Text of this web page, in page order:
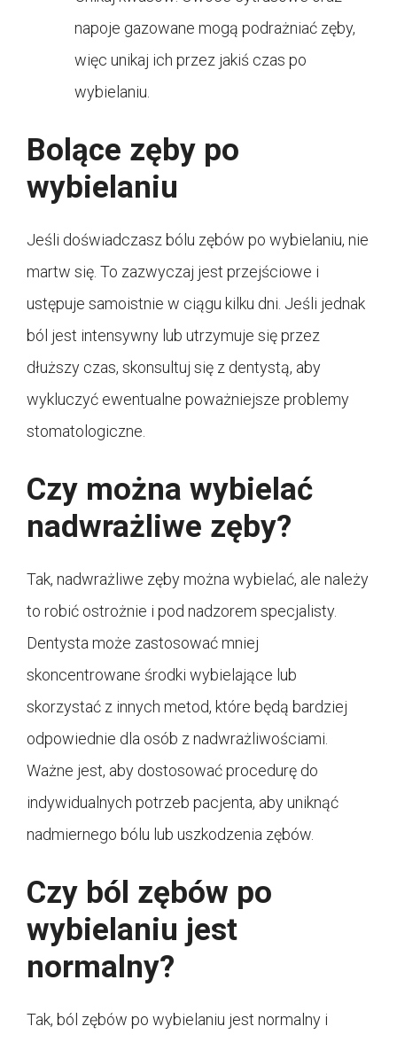
napoje gazowane mogą podrażniać zęby,
więc unikaj ich przez jakiś czas po
wybielaniu.
Bolące zęby po
wybielaniu
Jeśli doświadczasz bólu zębów po wybielaniu, nie
martw się. To zazwyczaj jest przejściowe i
ustępuje samoistnie w ciągu kilku dni. Jeśli jednak
ból jest intensywny lub utrzymuje się przez
dłuższy czas, skonsultuj się z dentystą, aby
wykluczyć ewentualne poważniejsze problemy
stomatologiczne.
Czy można wybielać
nadwrażliwe zęby?
Tak, nadwrażliwe zęby można wybielać, ale należy
to robić ostrożnie i pod nadzorem specjalisty.
Dentysta może zastosować mniej
skoncentrowane środki wybielające lub
skorzystać z innych metod, które będą bardziej
odpowiednie dla osób z nadwrażliwościami.
Ważne jest, aby dostosować procedurę do
indywidualnych potrzeb pacjenta, aby uniknąć
nadmiernego bólu lub uszkodzenia zębów.
Czy ból zębów po
wybielaniu jest
normalny?
Tak, ból zębów po wybielaniu jest normalny i